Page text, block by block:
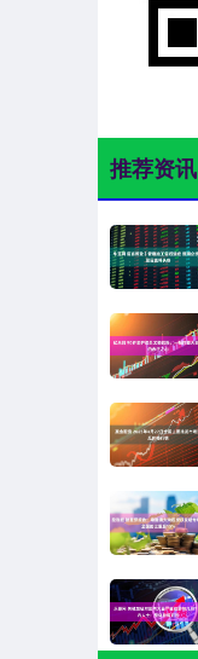
推荐资讯